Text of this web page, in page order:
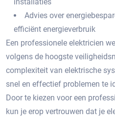
Advies over
efficiënt energieverbruik
Een professionele elektricien
volgens de hoogste
complexiteit van elektrische
snel en effectief problemen te
Door te kiezen voor een
kun je erop vertrouwen dat je